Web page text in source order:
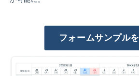
フォームサンプル